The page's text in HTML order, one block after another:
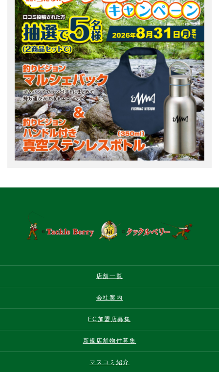
店舗一覧
会社案内
FC加盟店募集
新規店舗物件募集
マスコミ紹介